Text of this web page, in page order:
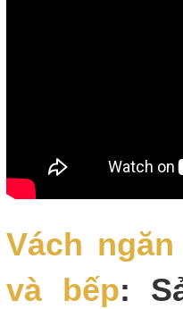
Vách
và bếp: